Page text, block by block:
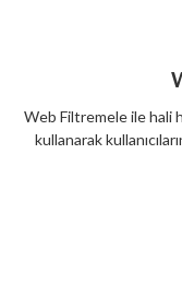
Web Filtremele ile hali
kullanarak